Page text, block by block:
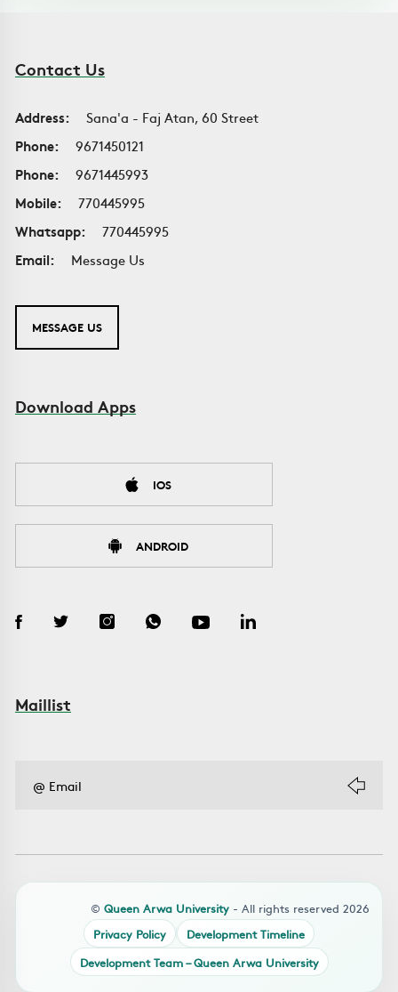
Contact Us
Address:
Sana'a - Faj Atan, 60 Street
Phone:
9671450121
Phone:
9671445993
Mobile:
770445995
Whatsapp:
770445995
Email:
Message Us
MESSAGE US
Download Apps
IOS
ANDROID
Maillist
© Queen Arwa University - All rights reserved 2026
Privacy Policy
Development Timeline
Development Team – Queen Arwa University